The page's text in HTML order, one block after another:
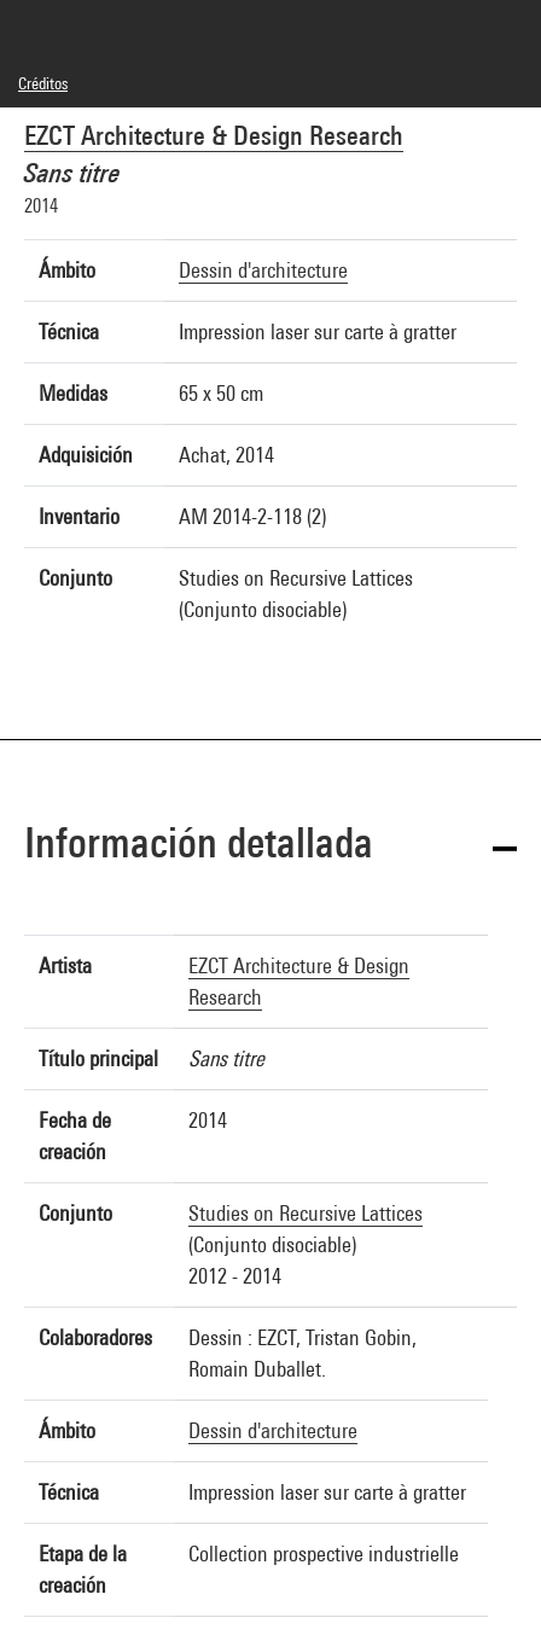
EZCT Architecture & Design Research
Sans titre
2014
Ámbito Dessin d'architecture
Técnica Impression laser sur carte à gratter
Medidas 65 x 50 cm
Adquisición Achat, 2014
Inventario AM 2014-2-118 (2)
Conjunto
Studies on Recursive Lattices
(Conjunto disociable)
Créditos
© Philippe Morel / EZCT Architecture & Design Research
Créditos fotográficos : Centre Pompidou, MNAM-CCI/Cecilia Laulanne/Dist.
GrandPalaisRmn
Referencia de la imagen : 4Y20264
Difusión de la imagen :
Información detallada
Artista
EZCT Architecture & Design
Research
Título principal Sans titre
Fecha de
creación
2014
Conjunto
Studies on Recursive Lattices
(Conjunto disociable)
2012 - 2014
Colaboradores
Dessin : EZCT, Tristan Gobin,
Romain Duballet.
Ámbito Dessin d'architecture
Técnica Impression laser sur carte à gratter
Etapa de la
creación
Collection prospective industrielle